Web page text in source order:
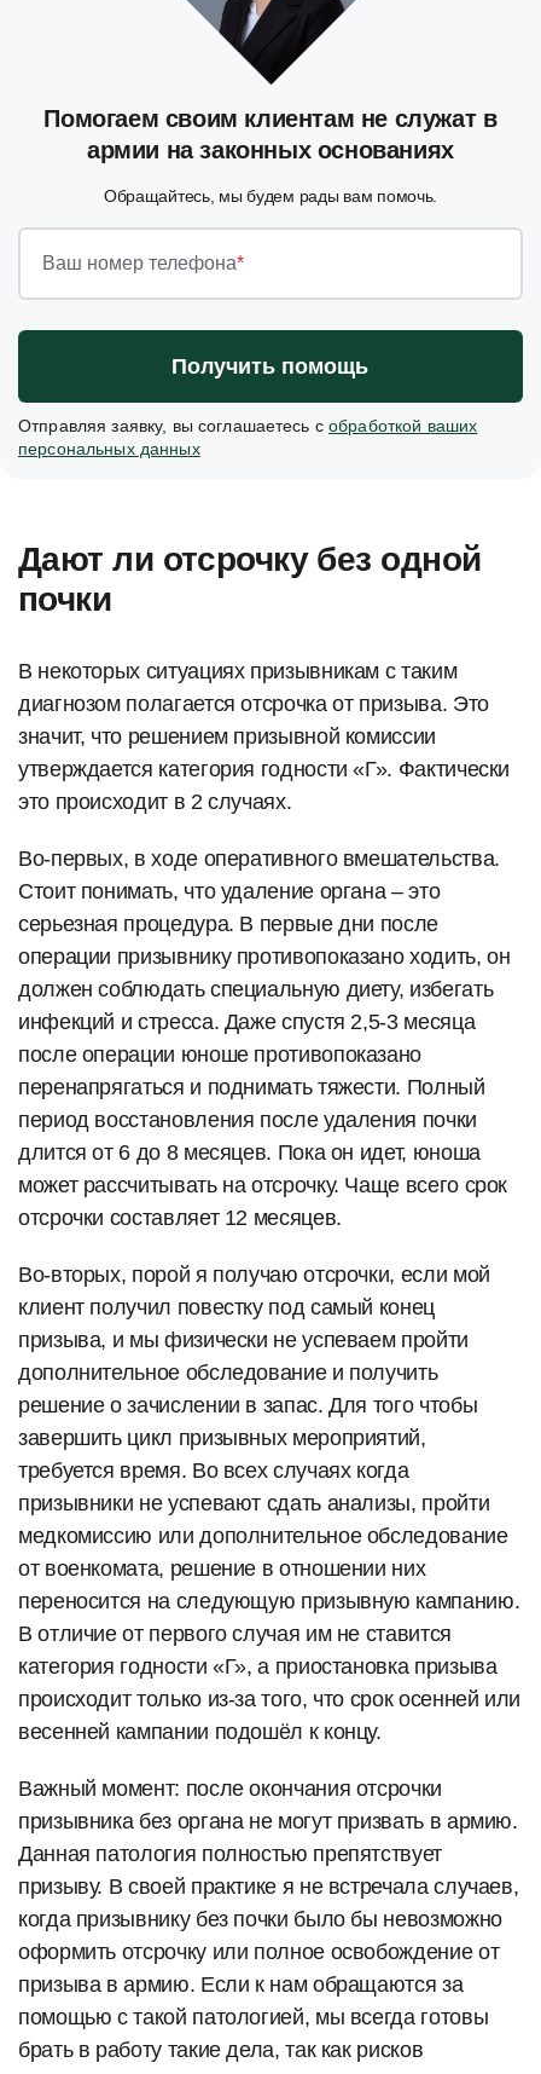
Помогаем своим клиентам не служат в
армии на законных основаниях
Обращайтесь, мы будем рады вам помочь.
Ваш номер телефона*
Получить помощь
Отправляя заявку, вы соглашаетесь собработкой ваших
персональных данных
Дают ли отсрочку без одной
почки
В некоторых ситуациях призывникам с таким
диагнозом полагается отсрочка от призыва. Это
значит, что решением призывной комиссии
утверждается категория годности «Г». Фактически
это происходит в 2 случаях.
Во-первых, в ходе оперативного вмешательства.
Стоит понимать, что удаление органа – это
серьезная процедура. В первые дни после
операции призывнику противопоказано ходить, он
должен соблюдать специальную диету, избегать
инфекций и стресса. Даже спустя 2,5-3 месяца
после операции юноше противопоказано
перенапрягаться и поднимать тяжести. Полный
период восстановления после удаления почки
длится от 6 до 8 месяцев. Пока он идет, юноша
может рассчитывать на отсрочку. Чаще всего срок
отсрочки составляет 12 месяцев.
Во-вторых, порой я получаю отсрочки, если мой
клиент получил повестку под самый конец
призыва, и мы физически не успеваем пройти
дополнительное обследование и получить
решение о зачислении в запас. Для того чтобы
завершить цикл призывных мероприятий,
требуется время. Во всех случаях когда
призывники не успевают сдать анализы, пройти
медкомиссию или дополнительное обследование
от военкомата, решение в отношении них
переносится на следующую призывную кампанию.
В отличие от первого случая им не ставится
категория годности «Г», а приостановка призыва
происходит только из-за того, что срок осенней или
весенней кампании подошёл к концу.
Важный момент: после окончания отсрочки
призывника без органа не могут призвать в армию.
Данная патология полностью препятствует
призыву. В своей практике я не встречала случаев,
когда призывнику без почки было бы невозможно
оформить отсрочку или полное освобождение от
призыва в армию. Если к нам обращаются за
помощью с такой патологией, мы всегда готовы
брать в работу такие дела, так как рисков